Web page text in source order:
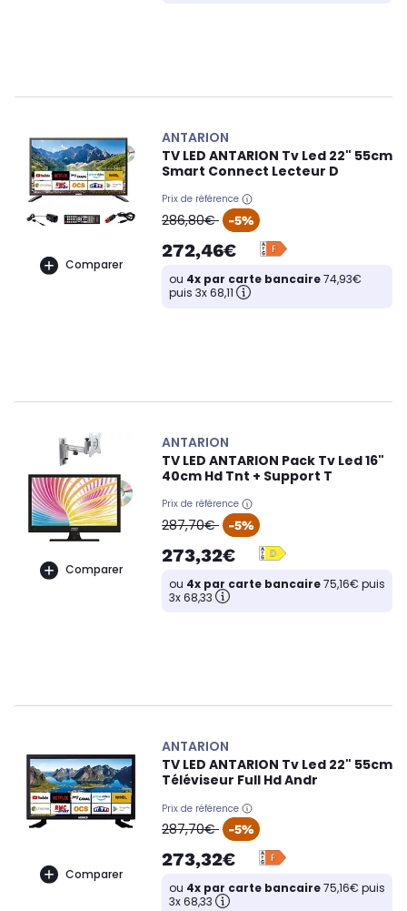
Comparer
ANTARION
TV LED ANTARION Tv Led 22" 55cm
Smart Connect Lecteur D
Prix de référence
oldPrice
286,80€ -5%
272,46€
ou 4x par carte bancaire74,93€
puis 3x 68,11
Comparer
ANTARION
TV LED ANTARION Pack Tv Led 16"
40cm Hd Tnt + Support T
Prix de référence
oldPrice
287,70€ -5%
273,32€
ou 4x par carte bancaire75,16€ puis
3x 68,33
Comparer
ANTARION
TV LED ANTARION Tv Led 22" 55cm
Téléviseur Full Hd Andr
Prix de référence
oldPrice
287,70€ -5%
273,32€
ou 4x par carte bancaire75,16€ puis
3x 68,33